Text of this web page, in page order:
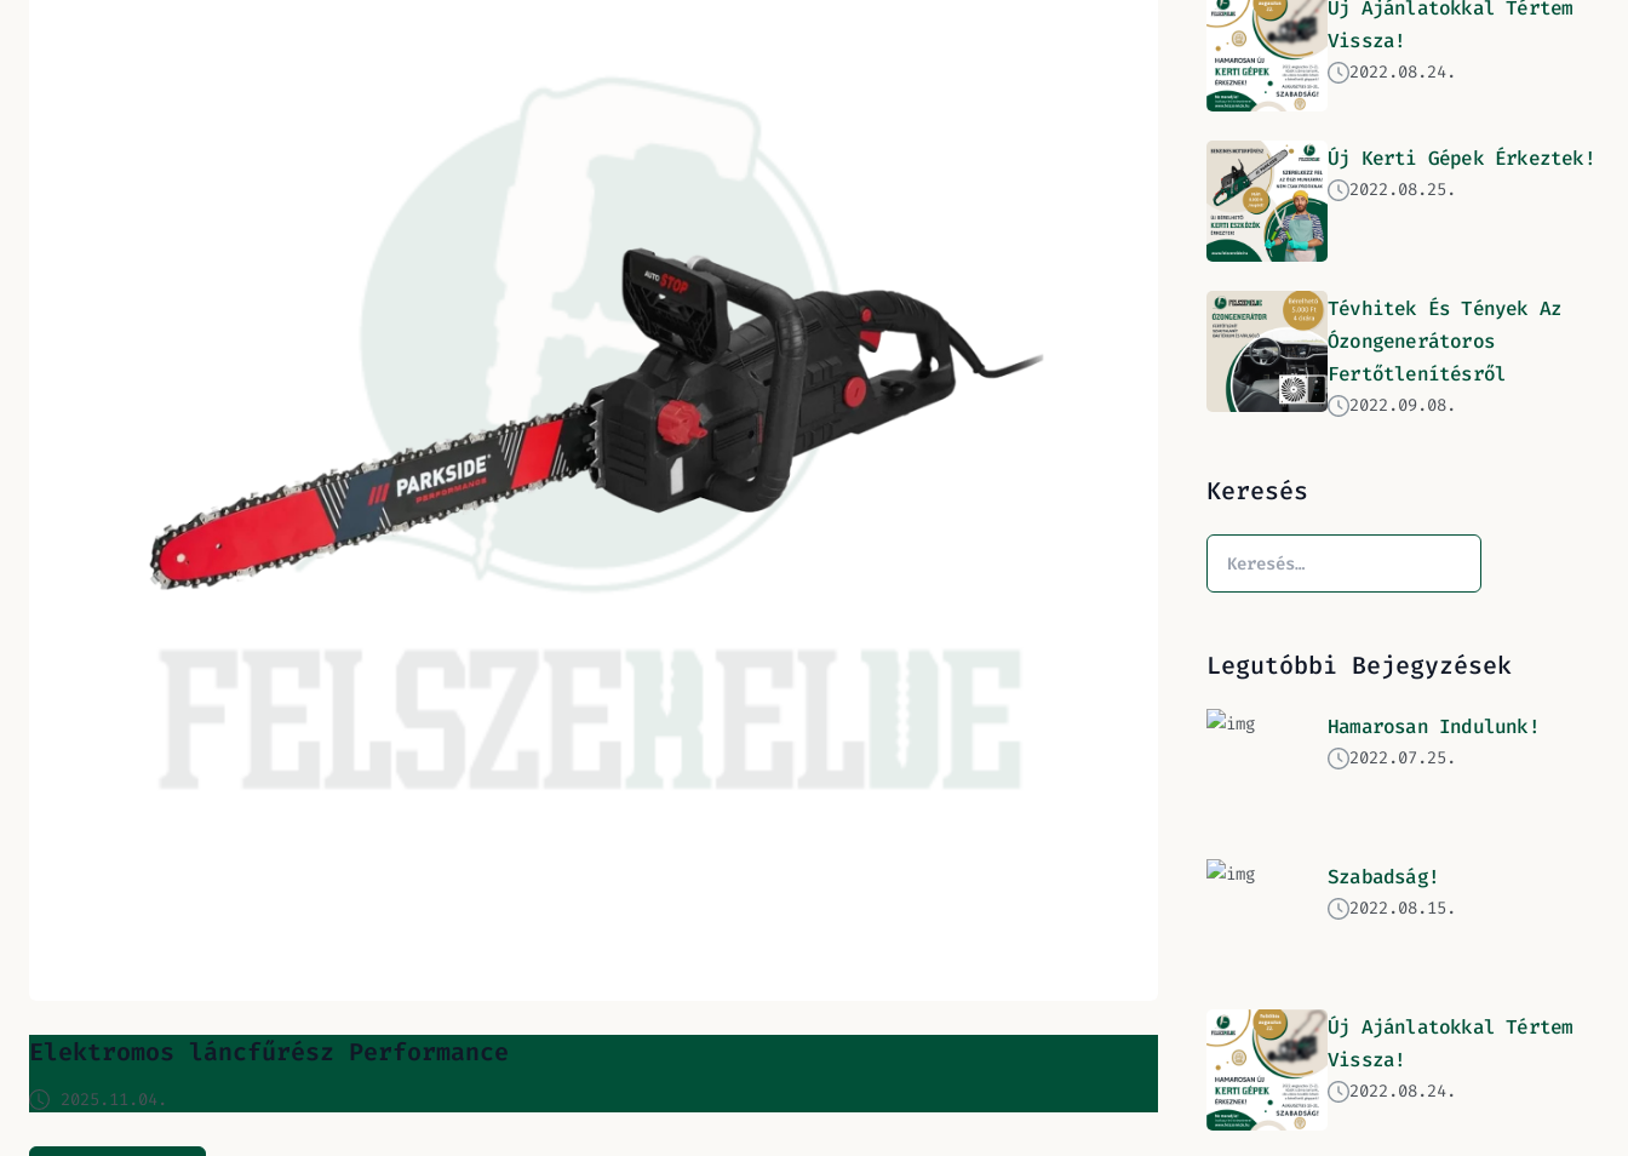
Elektromos láncfűrész Performance
2025.11.04.
Új Ajánlatokkal Tértem
Vissza!
2022.08.24.
Új Kerti Gépek Érkeztek!
2022.08.25.
Tévhitek És Tények Az
Ózongenerátoros
Fertőtlenítésről
2022.09.08.
Keresés
Legutóbbi Bejegyzések
Hamarosan Indulunk!
2022.07.25.
Szabadság!
2022.08.15.
Új Ajánlatokkal Tértem
Vissza!
2022.08.24.